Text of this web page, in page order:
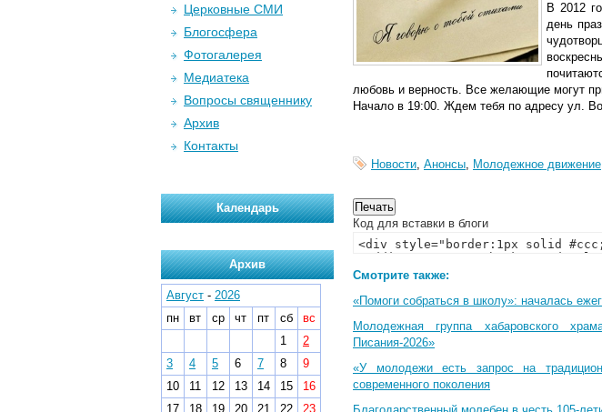
В 2012
день
любовь и верность. Все желающие могут
Начало в 19:00. Ждем тебя по адресу ул.
Новости, Анонсы, Молодежное движение
Код для вставки в блоги
Смотрите также:
«Помоги собраться в школу»: началась
Молодежная группа хабаровского
Писания-2026»
«У молодежи есть запрос на
современного поколения
Церковные СМИ
Блогосфера
Фотогалерея
Медиатека
Вопросы священнику
Архив
Контакты
Календарь
Архив
Август - 2026
пн
вт ср чт пт сб
вс
1
2
3
4 5 6 7 8
9
10
11 12 13 14 15
16
17
18 19 20 21 22
23